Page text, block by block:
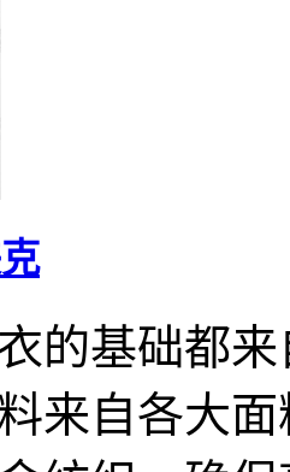
的基础都
来自各大